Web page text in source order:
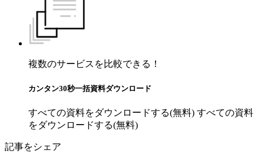
複数のサービスを比較できる！
カンタン30秒一括資料ダウンロード
すべての資料をダウンロードする(無料) すべての資料
をダウンロードする(無料)
記事をシェア